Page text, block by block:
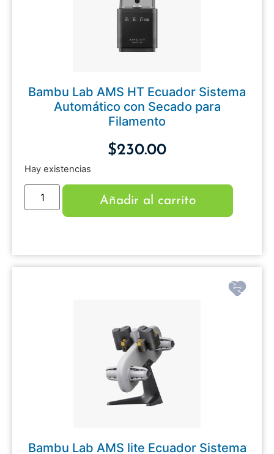
Bambu Lab AMS HT Ecuador Sistema
Automático con Secado para
Filamento
$230.00
Hay existencias
Añadir al carrito
Bambu Lab AMS lite Ecuador Sistema